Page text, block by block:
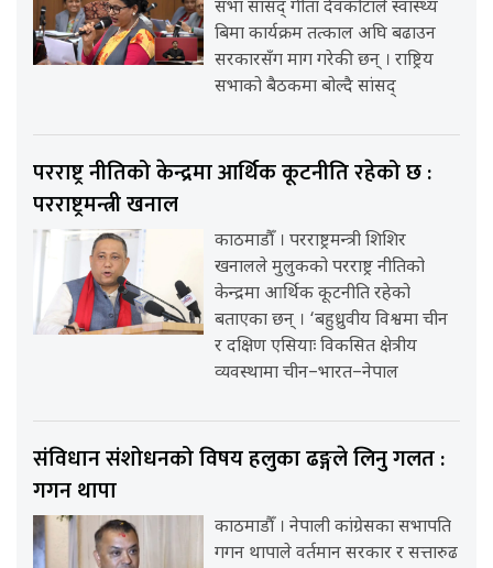
सभा सांसद् गीता देवकोटाले स्वास्थ्य
बिमा कार्यक्रम तत्काल अघि बढाउन
सरकारसँग माग गरेकी छन् । राष्ट्रिय
सभाको बैठकमा बोल्दै सांसद्
परराष्ट्र नीतिको केन्द्रमा आर्थिक कूटनीति रहेको छ :
परराष्ट्रमन्त्री खनाल
काठमाडौँ । परराष्ट्रमन्त्री शिशिर
खनालले मुलुकको परराष्ट्र नीतिको
केन्द्रमा आर्थिक कूटनीति रहेको
बताएका छन् । ‘बहुध्रुवीय विश्वमा चीन
र दक्षिण एसियाः विकसित क्षेत्रीय
व्यवस्थामा चीन–भारत–नेपाल
संविधान संशोधनको विषय हलुका ढङ्गले लिनु गलत :
गगन थापा
काठमाडौँ । नेपाली कांग्रेसका सभापति
गगन थापाले वर्तमान सरकार र सत्तारुढ